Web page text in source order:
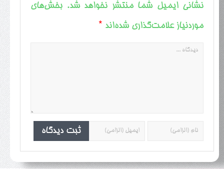
نشانی ایمیل شما منتشر نخواهد شد. بخش‌های
موردنیاز علامت‌گذاری شده‌اند *